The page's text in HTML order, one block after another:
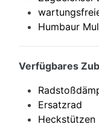
Humbaur
Verfügbares
Ersatzrad
Heckstützen